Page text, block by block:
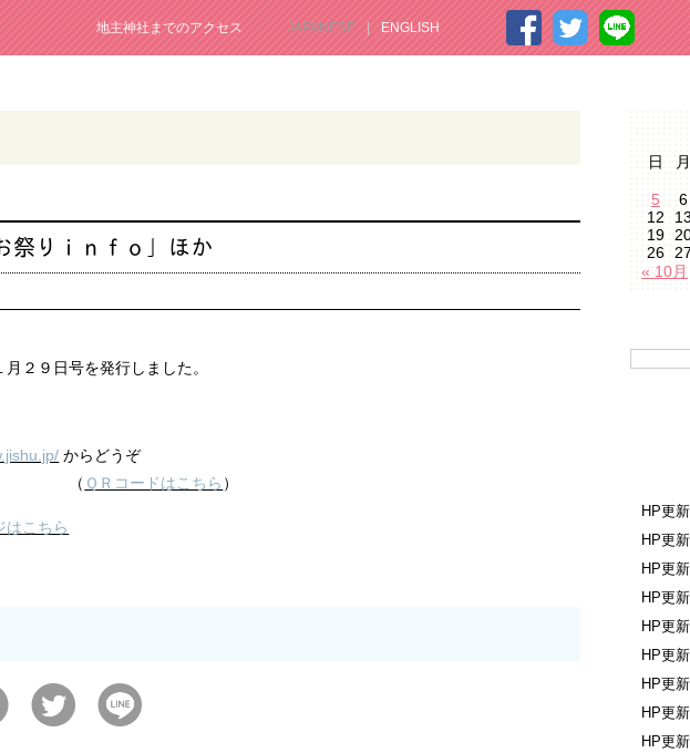
地主神社までのアクセス JAPANESE ENGLISH
りｉｎｆｏ」ほか
月２９日号を発行しました。
からどうぞ
ＱＲコードはこちら ）
はこちら
日 月
5
6
12
19
26
« 10月
HP更
HP更
HP更
HP更
HP更
HP更
HP更
HP更
HP更